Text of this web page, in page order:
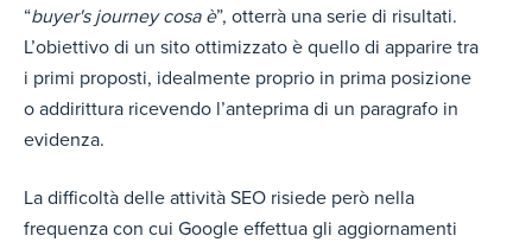
“buyer's journey cosa è”, otterrà una serie di risultati.
L’obiettivo di un sito ottimizzato è quello di apparire tra
i primi proposti, idealmente proprio in prima posizione
o addirittura ricevendo l’anteprima di un paragrafo in
evidenza.
La difficoltà delle attività SEO risiede però nella
frequenza con cui Google effettua gli aggiornamenti